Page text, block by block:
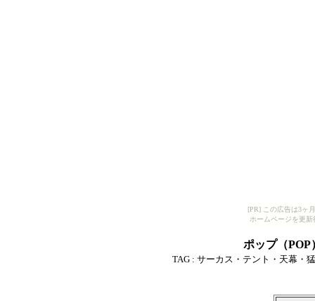
[PR] この広告は3ヶ
ホームページを更
ポップ（
TAG : サーカス・テント・天幕・